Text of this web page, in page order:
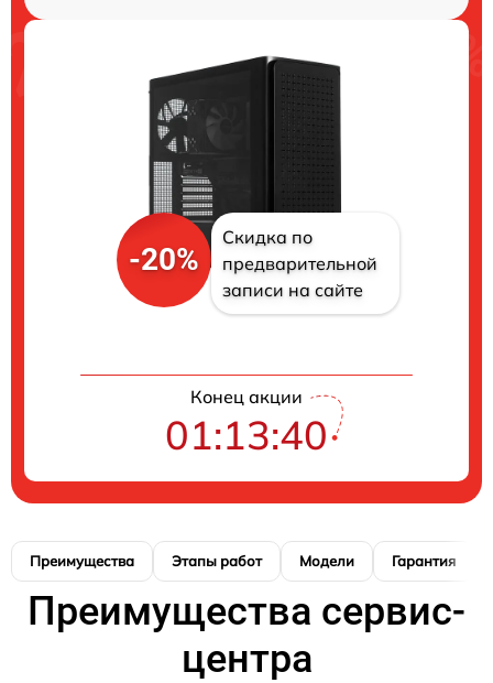
-20%
Скидка по
предварительной
записи на сайте
Конец акции
01:13:39
Преимущества Этапы работ Модели Гарантия
Преимущества сервис-
центра